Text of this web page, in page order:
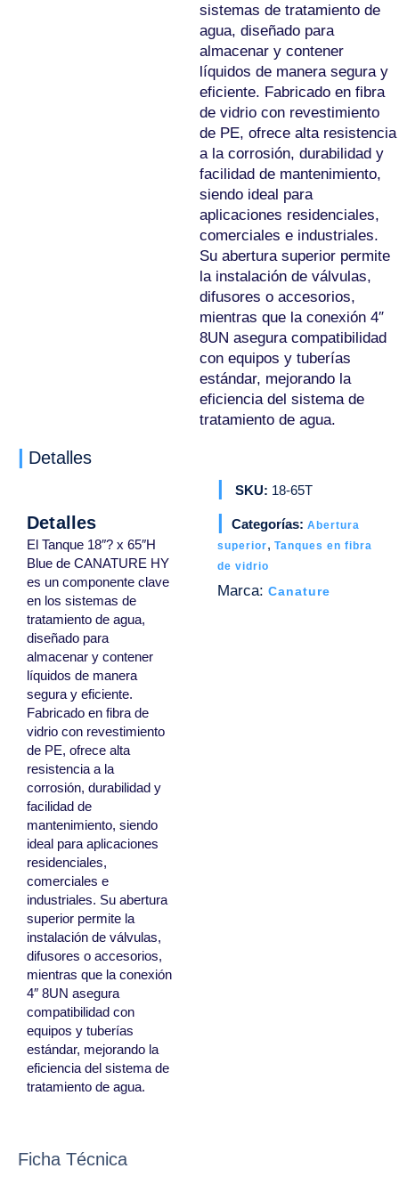
sistemas de tratamiento de
agua, diseñado para
almacenar y contener
líquidos de manera segura y
eficiente. Fabricado en fibra
de vidrio con revestimiento
de PE, ofrece alta resistencia
a la corrosión, durabilidad y
facilidad de mantenimiento,
siendo ideal para
aplicaciones residenciales,
comerciales e industriales.
Su abertura superior permite
la instalación de válvulas,
difusores o accesorios,
mientras que la conexión 4″
8UN asegura compatibilidad
con equipos y tuberías
estándar, mejorando la
eficiencia del sistema de
tratamiento de agua.
Detalles
Ficha Técnica
Detalles
El Tanque 18″? x 65″H
Blue de CANATURE HY
es un componente clave
en los sistemas de
tratamiento de agua,
diseñado para
almacenar y contener
líquidos de manera
segura y eficiente.
Fabricado en fibra de
vidrio con revestimiento
de PE, ofrece alta
resistencia a la
corrosión, durabilidad y
facilidad de
mantenimiento, siendo
ideal para aplicaciones
residenciales,
comerciales e
industriales. Su abertura
superior permite la
instalación de válvulas,
difusores o accesorios,
mientras que la conexión
4″ 8UN asegura
compatibilidad con
equipos y tuberías
estándar, mejorando la
eficiencia del sistema de
tratamiento de agua.
SKU: 18-65T
Categorías: Abertura
superior, Tanques en fibra
de vidrio
Marca: Canature